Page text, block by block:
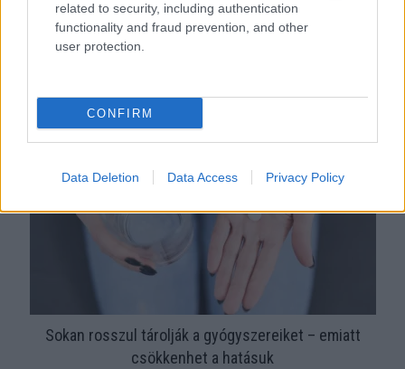
related to security, including authentication
functionality and fraud prevention, and other
user protection.
CONFIRM
Data Deletion Data Access Privacy Policy
érzelmi intelligenciára utalhat
Sokan rosszul tárolják a gyógyszereiket – emiatt
csökkenhet a hatásuk